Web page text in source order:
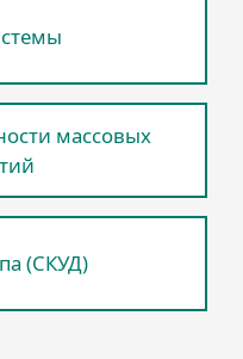
массовых
(СКУД)